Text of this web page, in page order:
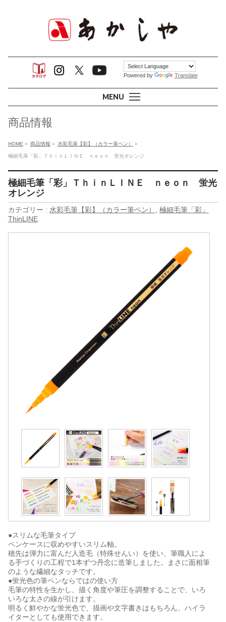
MENU
Powered by Translate
商品情報
HOME » 商品情報 » 水彩毛筆【彩】（カラー筆ペン） »
極細毛筆「彩」ＴｈｉｎＬＩＮＥ ｎｅｏｎ 蛍光オレンジ
極細毛筆「彩」ＴｈｉｎＬＩＮＥ ｎｅｏｎ 蛍光
オレンジ
カテゴリー : 水彩毛筆【彩】（カラー筆ペン）
極細毛筆「彩」
ThinLINE
●スリムな毛筆タイプ
ペンケースに収めやすいスリム軸。
穂先は弾力に富んだ人造毛（特殊せんい）を使い、筆職人によ
る手づくりの工程で1本ずつ丹念に造筆しました。まさに面相筆
のような繊細なタッチです。
●蛍光色の筆ペンならではの使い方
毛筆の特性を生かし、描く角度や筆圧を調整することで、いろ
いろな太さの線が引けます。
明るく鮮やかな蛍光色で、描画や文字書きはもちろん、ハイラ
イターとしても使用できます。